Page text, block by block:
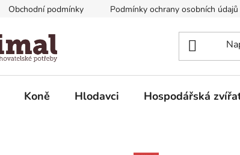
Obchodní podmínky Podmínky ochrany osobních údajů
Koně Hlodavci Hospodářská